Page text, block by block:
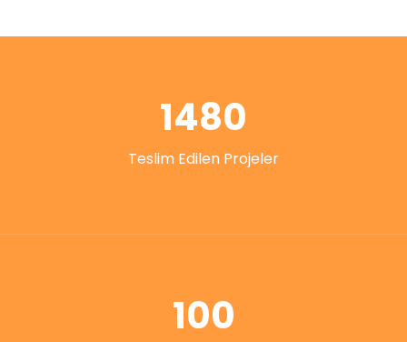
1480
Teslim Edilen Projeler
100